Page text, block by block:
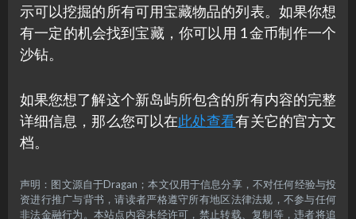
示可以挖掘的所有可用宝藏物品的列表。如果你想
有一定的机会找到宝藏，你可以用 1 金币制作一个
沙钻。
如果您想了解这个新岛屿所包含的所有内容的完整
详细信息，那么您可以在此处查看有关它的官方文
档。
声明：图文源自于Dragan；本文仅用于信息分享，不对任何经验与投
资进行推广与背书，请读者严格遵守所有地区法律法规，不参与任何
非法金融行为。本站点内容未经许可，禁止转载、复制等，违者将追